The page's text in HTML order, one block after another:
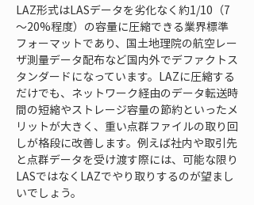
LAZ形式はLASデータを劣化なく約1/10（7
～20%程度）の容量に圧縮できる業界標準
フォーマットであり、国土地理院の航空レー
ザ測量データ配布など国内外でデファクトス
タンダードになっています。LAZに圧縮する
だけでも、ネットワーク経由のデータ転送時
間の短縮やストレージ容量の節約といったメ
リットが大きく、重い点群ファイルの取り回
しが格段に改善します。例えば社内や取引先
と点群データを受け渡す際には、可能な限り
LASではなくLAZでやり取りするのが望まし
いでしょう。